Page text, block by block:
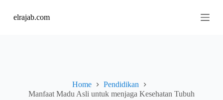
kelrajab.com
Home
Pendidikan
Manfaat Madu Asli untuk menjaga Kesehatan Tubuh